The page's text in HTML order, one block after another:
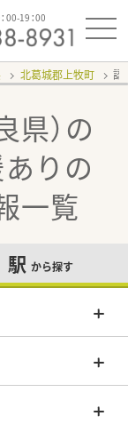
00-19：00
北葛城郡上牧町 認
県）の
り の
一覧
駅 から探す